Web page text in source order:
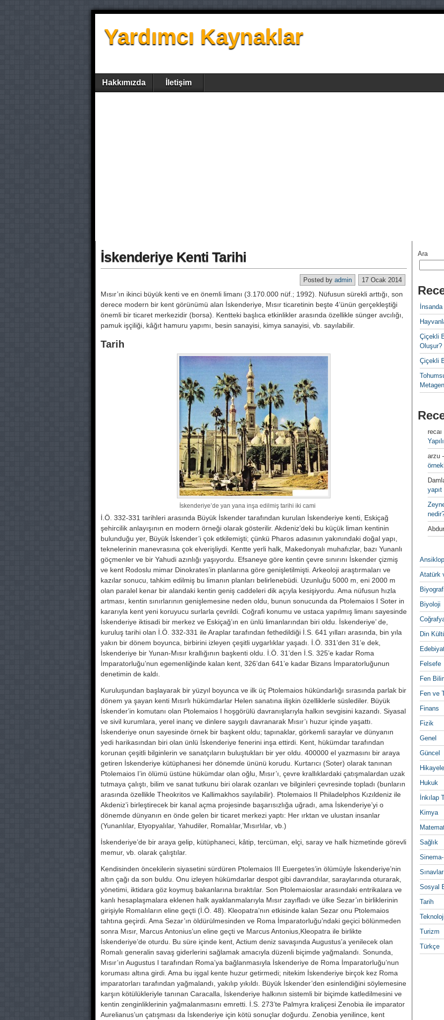
Yardımcı Kaynaklar
Hakkımızda İletişim
İskenderiye Kenti Tarihi
17 Ocak 2014
Posted by admin
Mısır’ın ikinci büyük kenti ve en önemli limanı (3.170.000 nüf.; 1992). Nüfusun sürekli arttığı, son
derece modern bir kent görünümü alan İskenderiye, Mısır ticaretinin beşte 4’ünün gerçekleştiği
önemli bir ti­caret merkezidir (borsa). Kentteki başlıca etkinlikler arasında özellikle sünger avcılığı,
pamuk işçiliği, kâğıt hamuru yapımı, besin sanayisi, kim­ya sanayisi, vb. sayılabilir.
Tarih
İskenderiye’de yan yana inşa edilmiş tarihi iki cami
İ.Ö. 332-331 tarihleri arasında Büyük İskender tarafından kurulan İskende­riye kenti, Eskiçağ
şehircilik anlayışı­nın en modern örneği olarak gösteri­lir. Akdeniz’deki bu küçük liman ken­tinin
bulunduğu yer, Büyük İskender’i çok etkilemişti; çünkü Pharos adası­nın yakınındaki doğal yapı,
tekneleri­nin manevrasına çok elverişliydi. Kentte yerli halk, Makedonyalı muha­fızlar, bazı Yunanlı
göçmenler ve bir Yahudi azınlığı yaşıyordu. Efsaneye göre kentin çevre sınırını İskender çiz­miş
ve kent Rodoslu mimar Dinokrates’in planlarına göre genişletilmişti. Arkeoloji araştırmaları ve
kazılar so­nucu, tahkim edilmiş bu limanın plan­ları belirlenebüdi. Uzunluğu 5000 m, eni 2000 m
olan paralel kenar bir alandaki kentin geniş caddeleri dik açıyla kesişiyordu. Ama nüfusun hız­la
artması, kentin sınırlarının geniş­lemesine neden oldu, bunun sonucun­da da Ptolemaios I Soter in
kararıyla kent yeni koruyucu surlarla çevrildi. Coğrafi konumu ve ustaca yapılmış li­manı sayesinde
İskenderiye iktisadi bir merkez ve Eskiçağ’ın en ünlü li­manlarından biri oldu. İskenderiye’ de,
kuruluş tarihi olan İ.Ö. 332-331 ile Araplar tarafından fethedildiği İ.S. 641 yılları arasında, bin yıla
yakın bir dönem boyunca, birbirini izleyen çe­şitli uygarlıklar yaşadı. İ.Ö. 331’den 31’e dek,
İskenderi­ye bir Yunan-Mısır krallığının başken­ti oldu. İ.Ö. 31’den İ.S. 325’e kadar Roma
İmparatorluğu’nun egemenli­ğinde kalan kent, 326’dan 641’e kadar Bizans İmparatorluğunun
denetimin de kaldı.
Kuruluşundan başlayarak bir yüzyıl boyunca ve ilk üç Ptolemaios hükündarlığı sırasında parlak bir
dönem ya şayan kenti Mısırlı hükümdarlar He­len sanatına ilişkin özelliklerle süsle­diler. Büyük
İskender’in komutanı olan Ptolemaios I hoşgörülü davranış­larıyla halkın sevgisini kazandı. Siya­sal
ve sivil kurumlara, yerel inanç ve dinlere saygılı davranarak Mısır’ı hu­zur içinde yaşattı.
İskenderiye onun sayesinde örnek bir başkent oldu; ta­pınaklar, görkemli saraylar ve dünya­nın
yedi harikasından biri olan ünlü İskenderiye fenerini inşa ettirdi. Kent, hükümdar tarafından
korunan çeşit­li bilginlerin ve sanatçıların buluştuk­ları bir yer oldu. 400000 el yazması­nı bir araya
getiren İskenderiye kü­tüphanesi her dönemde ününü koru­du. Kurtarıcı (Soter) olarak tanınan
Ptolemaios I’in ölümü üstüne hüküm­dar olan oğlu, Mısır’ı, çevre krallıklar­daki çatışmalardan uzak
tutmaya ça­lıştı, bilim ve sanat tutkunu biri ola­rak ozanları ve bilginleri çevresinde topladı (bunların
arasında özellikle Theokritos ve Kallimakhos sayılabi­lir). Ptolemaios II Philadelphos Kızıldeniz ile
Akdeniz’i birleştirecek bir kanal açma projesinde başarısızlığa uğradı, ama İskenderiye’yi o
dönem­de dünyanın en önde gelen bir ticaret merkezi yaptı: Her ırktan ve ulustan insanlar
(Yunanlılar, Etyopyalılar, Yahudiler, Romalılar,’Mısırlılar, vb.)
İskenderiye’de bir araya gelip, kütüp­haneci, kâtip, tercüman, elçi, saray ve halk hizmetinde görevli
memur, vb. olarak çalıştılar.
Kendisinden öncekilerin siyasetini sürdüren Ptolemaios III Euergetes’in ölümüyle İskenderiye’nin
altın çağı da son buldu. Onu izleyen hükümdarlar despot gibi davrandılar, saraylarında oturarak,
yönetimi, iktidara göz koy­muş bakanlarına bıraktılar. Son Ptolemaioslar arasındaki entrikalara ve
kanlı hesaplaşmalara eklenen halk ayaklanmalarıyla Mısır zayıfladı ve ülke Sezar’ın birliklerinin
girişiyle Ro­malıların eline geçti (İ.Ö. 48). Kleopatra’nın etkisinde kalan Sezar onu Pto­lemaios
tahtına geçirdi. Ama Sezar’ın öldürülmesinden ve Roma İmparatorluğu’ndaki geçici bölünmeden
sonra Mısır, Marcus Antonius’un eline geçti ve Marcus Antonius,Kleopatra ile bir­likte
İskenderiye’de oturdu. Bu süre içinde kent, Actium deniz savaşında Augustus’a yenilecek olan
Romalı ge­neralin savaş giderlerini sağlamak amacıyla düzenli biçimde yağmalan­dı. Sonunda,
Mısır’ın Augustus I tarafından Roma’ya bağlanmasıyla İs­kenderiye de Roma İmparatorluğu’nun
koruması altına girdi. Ama bu işgal kente huzur getirmedi; nitekim İskenderiye birçok kez Roma
impara­torları tarafından yağmalandı, yakı­lıp yıkıldı. Büyük İskender’den esin­lendiğini söylemesine
karşın kötülük­leriyle tanınan Caracalla, İskenderi­ye halkının sistemli bir biçimde kat­ledilmesini ve
kentin zenginliklerinin yağmalanmasını emretti. İ.S. 273’te Palmyra kraliçesi Zenobia ile impara­tor
Aurelianus’un çatışması da İsken­deriye için kötü sonuçlar doğurdu. Ze­nobia yenilince, kent
Ara
Çiçekli
Oluşur?
Çiçekli
arzu
Atatürk
Biyoloji
Din
Felsefe
Fen
Fen ve
Finans
Fizik
Genel
Güncel
Hukuk
İnkılap
Kimya
Sağlık
Sınavlar
Sosyal
Tarih
Turizm
Türkçe